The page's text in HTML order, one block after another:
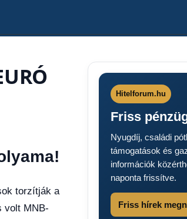
torzítják a
volt MNB-
Hitelforum.hu
Friss
Nyugdíj, családi
támogatások és
információk
naponta frissítve.
Friss hírek